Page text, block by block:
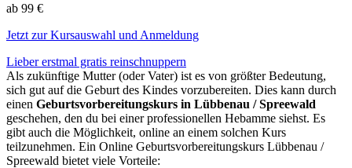
ab 99 €
Jetzt zur Kursauswahl und Anmeldung
Lieber erstmal gratis reinschnuppern
Als zukünftige Mutter (oder Vater) ist es von größter Bedeutung,
sich gut auf die Geburt des Kindes vorzubereiten. Dies kann durch
einen Geburtsvorbereitungskurs in Lübbenau / Spreewald
geschehen, den du bei einer professionellen Hebamme siehst. Es
gibt auch die Möglichkeit, online an einem solchen Kurs
teilzunehmen. Ein Online Geburtsvorbereitungskurs Lübbenau /
Spreewald bietet viele Vorteile: